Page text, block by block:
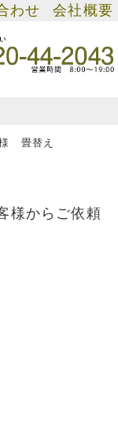
わせ 会社概要
畳替え
様からご依頼